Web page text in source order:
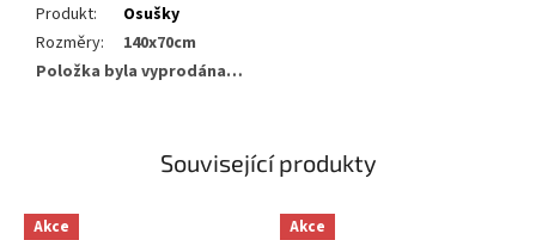
Související produkty
Akce Akce
Produkt:
Osušky
Rozměry:
140x70cm
Položka byla vyprodána…